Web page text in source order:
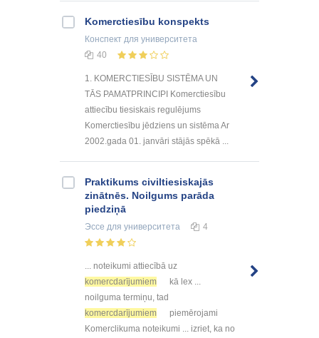
Komerctiesību konspekts
Конспект для университета
40
1. KOMERCTIESĪBU SISTĒMA UN
TĀS PAMATPRINCIPI Komerctiesību
attiecību tiesiskais regulējums
Komerctiesību jēdziens un sistēma Ar
2002.gada 01. janvāri stājās spēkā ...
Praktikums civiltiesiskajās
zinātnēs. Noilgums parāda
piedziņā
Эссе для университета 4
... noteikumi attiecībā uz
komercdarījumiem
kā lex ...
noilguma termiņu, tad
komercdarījumiem
piemērojami
Komerclikuma noteikumi ... izriet, ka no